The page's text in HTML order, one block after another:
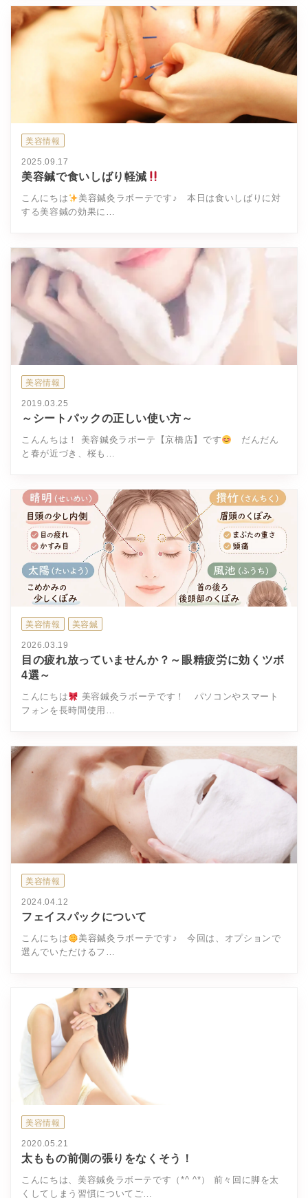
美容情報
2025.09.17
美容鍼で食いしばり軽減
こんにちは
美容鍼灸ラボーテです♪ 本日は食いしばりに対
する美容鍼の効果に…
美容情報
2019.03.25
～シートパックの正しい使い方～
こんんちは！ 美容鍼灸ラボーテ【京橋店】です
だんだん
と春が近づき、桜も…
美容情報 美容鍼
2026.03.19
目の疲れ放っていませんか？～眼精疲労に効くツボ
4選～
こんにちは
美容鍼灸ラボーテです！ パソコンやスマート
フォンを長時間使用…
美容情報
2024.04.12
フェイスパックについて
こんにちは
美容鍼灸ラボーテです♪ 今回は、オプションで
選んでいただけるフ…
美容情報
2020.05.21
太ももの前側の張りをなくそう！
こんにちは、美容鍼灸ラボーテです（*^ ^*） 前々回に脚を太
くしてしまう習慣についてご…